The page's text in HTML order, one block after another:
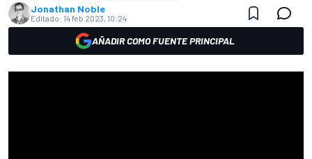
Jonathan Noble
Editado: 14 feb 2023, 10:24
AÑADIR COMO FUENTE PRINCIPAL